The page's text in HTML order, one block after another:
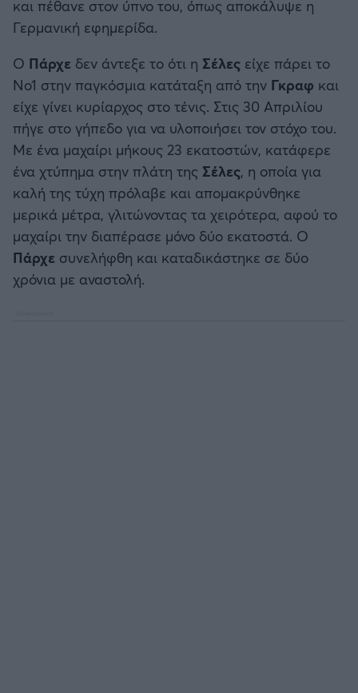
και πέθανε στον ύπνο του, όπως αποκάλυψε η
Γερμανική εφημερίδα.
Ο Πάρχε δεν άντεξε το ότι η Σέλες είχε πάρει το
Νο1 στην παγκόσμια κατάταξη από την Γκραφ και
είχε γίνει κυρίαρχος στο τένις. Στις 30 Απριλίου
πήγε στο γήπεδο για να υλοποιήσει τον στόχο του.
Με ένα μαχαίρι μήκους 23 εκατοστών, κατάφερε
ένα χτύπημα στην πλάτη της Σέλες, η οποία για
καλή της τύχη πρόλαβε και απομακρύνθηκε
μερικά μέτρα, γλιτώνοντας τα χειρότερα, αφού το
μαχαίρι την διαπέρασε μόνο δύο εκατοστά. Ο
Πάρχε συνελήφθη και καταδικάστηκε σε δύο
χρόνια με αναστολή.